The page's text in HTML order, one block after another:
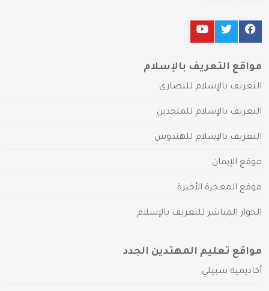
مواقع التعريف بالإسلام
التعريف بالإسلام للنصارى
التعريف بالإسلام للملحدين
التعريف بالإسلام للهندوس
موقع الإيمان
موقع المعجزة الأخيرة
الحوار المباشر للتعريف بالإسلام
مواقع تعليم المهتدين الجدد
أكاديمية سبيلي